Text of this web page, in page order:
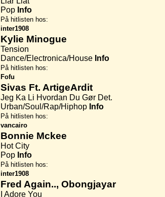
Pop Info
På hitlisten hos:
inter1908
Kylie Minogue
Tension
Dance/Electronica/House Info
På hitlisten hos:
Fofu
Sivas Ft. ArtigeArdit
Jeg Ka Li Hvordan Du Gør Det.
Urban/Soul/Rap/Hiphop Info
På hitlisten hos:
vancairo
Bonnie Mckee
Hot City
Pop Info
På hitlisten hos:
inter1908
Fred Again.., Obongjayar
I Adore You